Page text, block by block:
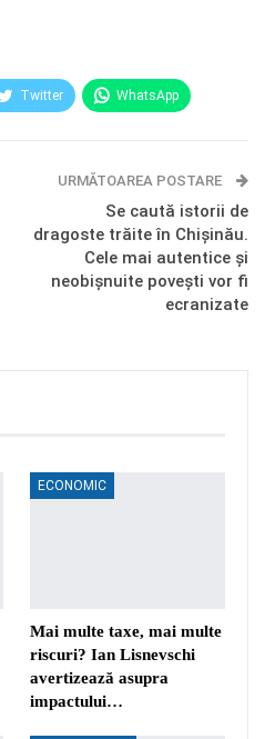
Twitter WhatsApp
URMĂTOAREA POSTARE
Se caută istorii de
dragoste trăite în Chișinău.
Cele mai autentice și
neobișnuite povești vor fi
ecranizate
ECONOMIC
Mai multe taxe, mai multe
riscuri? Ian Lisnevschi
avertizează asupra
impactului…